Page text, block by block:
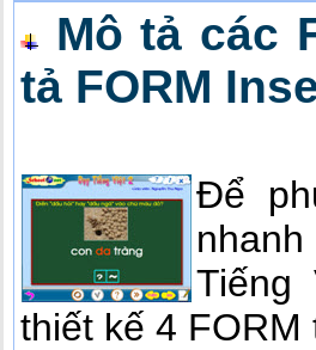
Mô tả các
tả FORM
Để
Tiếng
thiết kế 4